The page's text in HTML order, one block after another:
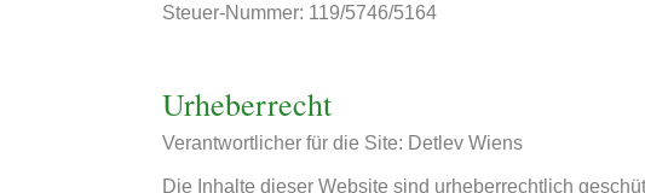
Steuer-Nummer: 119/5746/5164
Urheberrecht
Verantwortlicher für die Site: Detlev Wiens
Die Inhalte dieser Website sind urheberrechtlich